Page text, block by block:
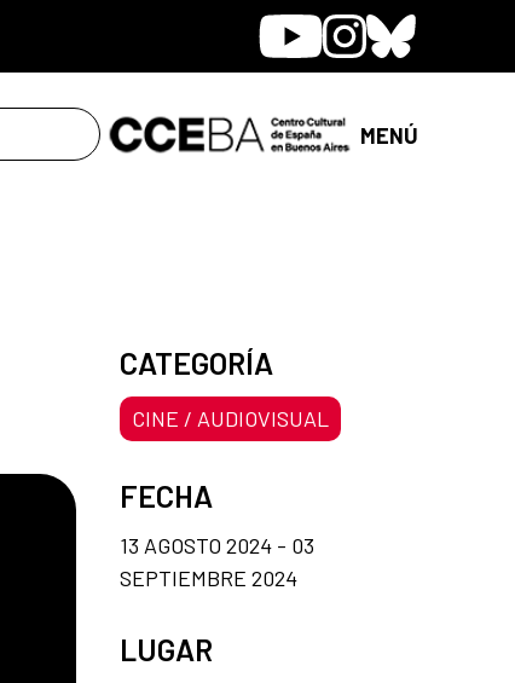
YoutubeInstagram
Bluesky
MENÚ
CATEGORÍA
CINE / AUDIOVISUAL
FECHA
13 AGOSTO 2024 - 03
SEPTIEMBRE 2024
LUGAR